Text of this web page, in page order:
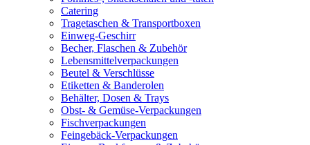
Catering
Tragetaschen & Transportboxen
Einweg-Geschirr
Becher, Flaschen & Zubehör
Lebensmittelverpackungen
Beutel & Verschlüsse
Etiketten & Banderolen
Behälter, Dosen & Trays
Obst- & Gemüse-Verpackungen
Fischverpackungen
Feingebäck-Verpackungen